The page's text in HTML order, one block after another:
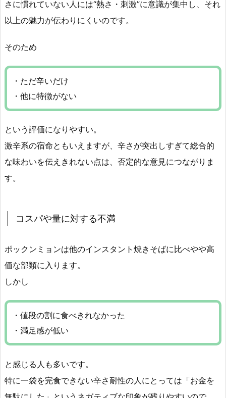
さに慣れていない人には“熱さ・刺激”に意識が集中し、それ
以上の魅力が伝わりにくいのです。
そのため
・ただ辛いだけ
・他に特徴がない
という評価になりやすい。
激辛系の宿命ともいえますが、辛さが突出しすぎて総合的
な味わいを伝えきれない点は、否定的な意見につながりま
す。
コスパや量に対する不満
ポックンミョンは他のインスタント焼きそばに比べやや高
価な部類に入ります。
しかし
・値段の割に食べきれなかった
・満足感が低い
と感じる人も多いです。
特に一袋を完食できない辛さ耐性の人にとっては「お金を